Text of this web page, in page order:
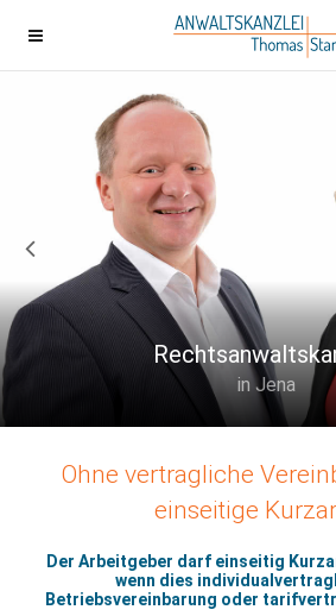
in Jena
Ohne vertragliche
einseitige
Der Arbeitgeber darf einseitig
wenn dies
Betriebsvereinbarung oder